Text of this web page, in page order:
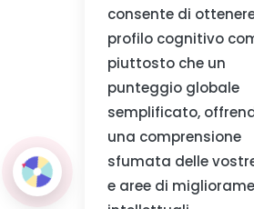
consente di
profilo cognitivo
piuttosto che un
punteggio globale
semplificato,
una comprensione
sfumata delle
e aree di